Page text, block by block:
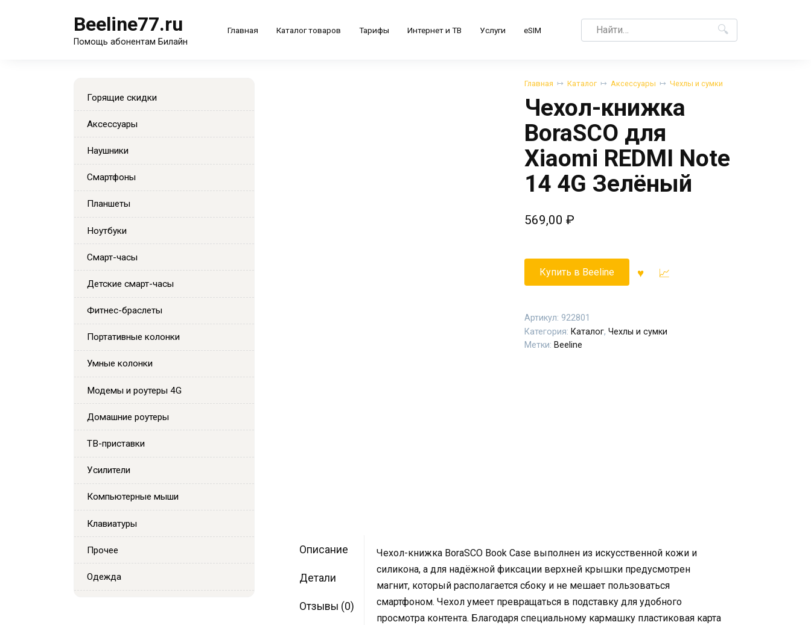
Beeline77.ru
Помощь абонентам Билайн
Главная Каталог товаров Тарифы Интернет и ТВ Услуги eSIM
Search
for:
Главная Каталог Аксессуары Чехлы и сумки
Чехол-книжка
BoraSCO для
Xiaomi REDMI Note
14 4G Зелёный
569,00 ₽
Купить в Beeline
Артикул: 922801
Категория: Каталог, Чехлы и сумки
Метки: Beeline
Описание
Детали
Отзывы (0)
Чехол-книжка BoraSCO Book Case выполнен из искусственной кожи и
силикона, а для надёжной фиксации верхней крышки предусмотрен
магнит, который располагается сбоку и не мешает пользоваться
смартфоном. Чехол умеет превращаться в подставку для удобного
просмотра контента. Благодаря специальному кармашку пластиковая карта
Горящие скидки
Аксессуары
Наушники
Смартфоны
Планшеты
Ноутбуки
Смарт-часы
Детские смарт-часы
Фитнес-браслеты
Портативные колонки
Умные колонки
Модемы и роутеры 4G
Домашние роутеры
ТВ-приставки
Усилители
Компьютерные мыши
Клавиатуры
Прочее
Одежда